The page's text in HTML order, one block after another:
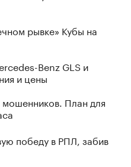
рывке» Кубы на
Benz GLS и
и цены
План для
победу в РПЛ, забив